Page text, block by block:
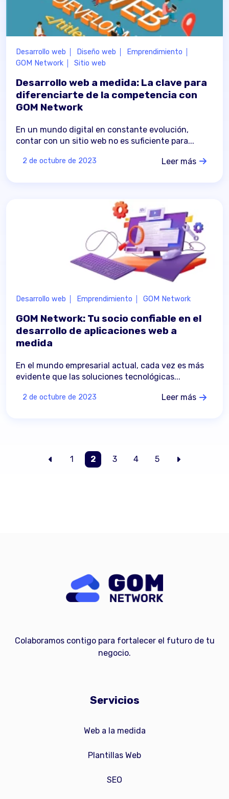
Desarrollo web Diseño web
Emprendimiento
GOM Network
Sitio web
Desarrollo web a medida: La clave para
diferenciarte de la competencia con
GOM Network
En un mundo digital en constante evolución,
contar con un sitio web no es suficiente para...
2 de octubre de 2023 Leer más
Desarrollo web Emprendimiento GOM Network
GOM Network: Tu socio confiable en el
desarrollo de aplicaciones web a
medida
En el mundo empresarial actual, cada vez es más
evidente que las soluciones tecnológicas...
2 de octubre de 2023 Leer más
1 2 3 4 5
Colaboramos contigo para fortalecer el futuro de tu
negocio.
Servicios
Web a la medida
Plantillas Web
SEO